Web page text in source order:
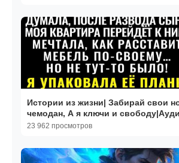
Истории из жизни| Забирай свои
чемодан, А я ключи и
Жизненные истории
23 962 просмотров